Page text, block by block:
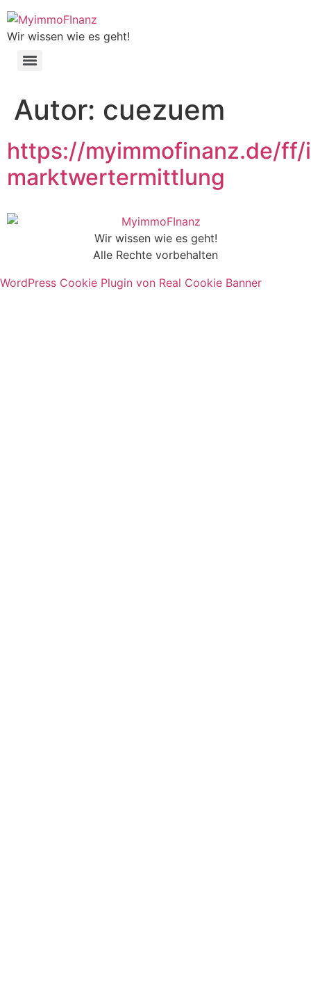
Wir wissen wie es geht!
Autor: cuezuem
https://myimmofinanz.de/
marktwertermittlung
Wir wissen wie es geht!
Alle Rechte vorbehalten
WordPress Cookie Plugin von Real Cookie Banner